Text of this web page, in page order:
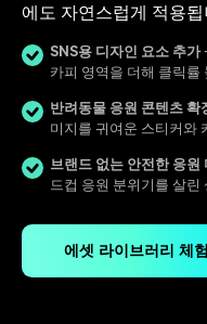
에도 자연스럽게 적용됩
SNS용 디자인 요소 추가
카피 영역을 더해 클릭률
반려동물 응원 콘텐츠 확
미지를 귀여운 스티커와
브랜드 없는 안전한 응원
드컵 응원 분위기를 살린
에셋 라이브러리 체